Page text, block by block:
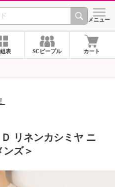
CHANNEL シメニュー
表 SCピープル カート
リネンカシミヤ ニ
ズ＞